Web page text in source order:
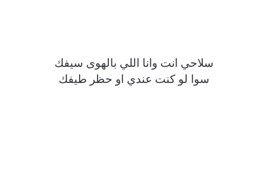
سلاحي انت وانا اللي بالهوى سيفك
سوا لو كنت عندي او حظر طيفك